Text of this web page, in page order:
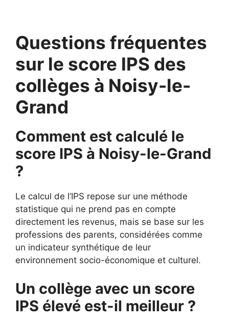
Questions fréquentes
sur le score IPS des
collèges à Noisy-le-
Grand
Comment est calculé le
score IPS à Noisy-le-Grand
?
Le calcul de l’IPS repose sur une méthode
statistique qui ne prend pas en compte
directement les revenus, mais se base sur les
professions des parents, considérées comme
un indicateur synthétique de leur
environnement socio-économique et culturel.
Un collège avec un score
IPS élevé est-il meilleur ?